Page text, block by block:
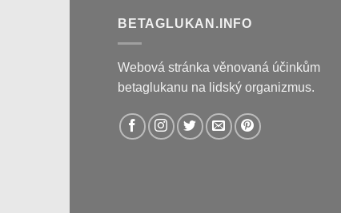
BETAGLUKAN.INFO
Webová stránka věnovaná účinkům
betaglukanu na lidský organizmus.